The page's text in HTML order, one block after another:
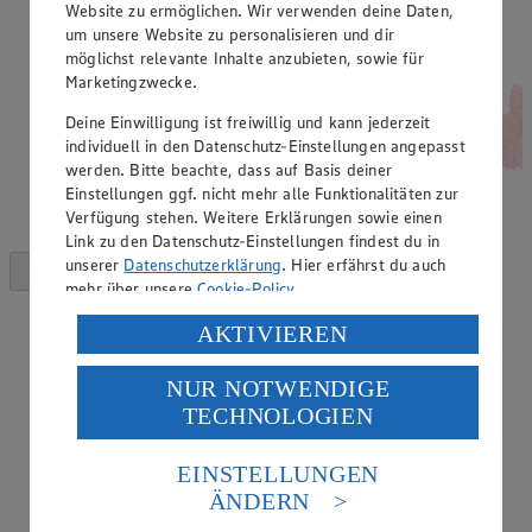
Website zu ermöglichen. Wir verwenden deine Daten,
um unsere Website zu personalisieren und dir
möglichst relevante Inhalte anzubieten, sowie für
Marketingzwecke.
Deine Einwilligung ist freiwillig und kann jederzeit
individuell in den Datenschutz-Einstellungen angepasst
werden. Bitte beachte, dass auf Basis deiner
Einstellungen ggf. nicht mehr alle Funktionalitäten zur
Verfügung stehen. Weitere Erklärungen sowie einen
Link zu den Datenschutz-Einstellungen findest du in
unserer Datenschutzerklärung. Hier erfährst du auch
mehr über unsereCookie-Policy.
Verarbeitung deiner personenbezogenen Daten in den
USA durch Facebook und YouTube:
Wenn du auf „Aktivieren“ klickst, willigst du im Sinne
des Art. 49 Abs. 1 Satz 1 lit. a) DSGVO ein, dass deine
Daten in den USA verarbeitet werden. Der EuGH sieht
die USA als Land mit einem nach europäischen
Standards nicht angemessenen Datenschutzniveau an.
Es besteht das Risiko eines Zugriffs durch US-
AKTIVIEREN
NUR NOTWENDIGE
TECHNOLOGIEN
EINSTELLUNGEN
ÄNDERN